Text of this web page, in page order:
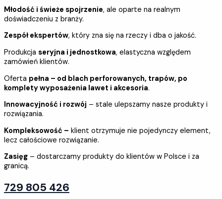
Młodość i świeże spojrzenie, ale oparte na realnym
doświadczeniu z branży.
Zespół ekspertów, który zna się na rzeczy i dba o jakość.
Produkcja seryjna i jednostkowa, elastyczna względem
zamówień klientów.
Oferta pełna – od blach perforowanych, trapów, po
komplety wyposażenia lawet i akcesoria.
Innowacyjność i rozwój – stale ulepszamy nasze produkty i
rozwiązania.
Kompleksowość – klient otrzymuje nie pojedynczy element,
lecz całościowe rozwiązanie.
Zasięg – dostarczamy produkty do klientów w Polsce i za
granicą.
729 805 426